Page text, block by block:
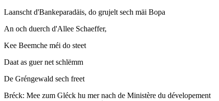
Laanscht d'Bankeparadäis, do grujelt sech mäi Bopa
An och duerch d'Allee Schaeffer,
Kee Beemche méi do steet
Daat as guer net schlëmm
De Gréngewald sech freet
Bréck: Mee zum Gléck hu mer nach de Ministère du dévelopement